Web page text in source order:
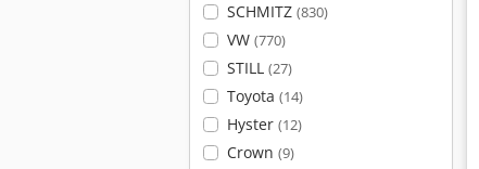
SCHMITZ (830)
VW (770)
STILL (27)
Toyota (14)
Hyster (12)
Crown (9)